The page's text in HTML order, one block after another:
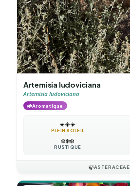
Artemisia ludoviciana
Artemisia ludoviciana
🌱Aromatique
☀️☀️☀️
PLEIN SOLEIL
❄️❄️❄️
RUSTIQUE
🍃ASTERACEAE